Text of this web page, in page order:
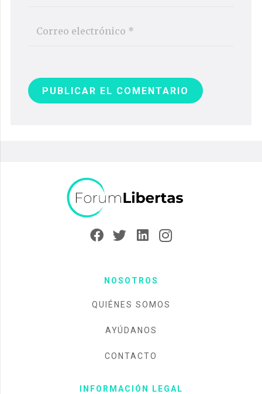
PUBLICAR EL COMENTARIO
NOSOTROS
QUIÉNES SOMOS
AYÚDANOS
CONTACTO
INFORMACIÓN LEGAL